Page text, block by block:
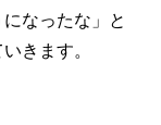
なったな」と
きます。